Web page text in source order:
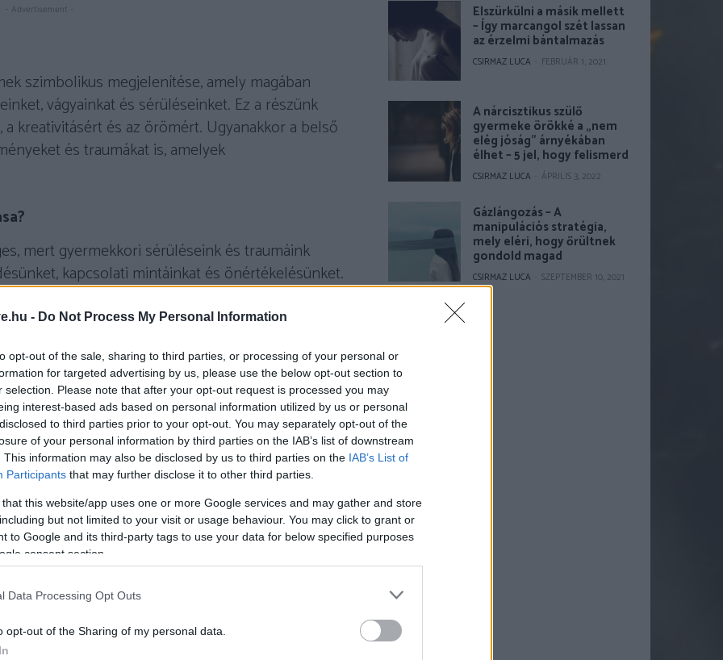
- Do Not Process My Personal Information
opt-out of the sale, sharing to third parties, or processing of your personal or
for targeted advertising by us, please use the below opt-out section to
selection. Please note that after your opt-out request is processed you may
interest-based ads based on personal information utilized by us or personal
to third parties prior to your opt-out. You may separately opt-out of the
of your personal information by third parties on the IAB’s list of downstream
This information may also be disclosed by us to third parties on the IAB’s List of
Participants that may further disclose it to other third parties.
that this website/app uses one or more Google services and may gather and store
but not limited to your visit or usage behaviour. You may click to grant or
to Google and its third-party tags to use your data for below specified purposes
consent section.
Data Processing Opt Outs
opt-out of the Sharing of my personal data.
- Advertisement -
szimbolikus megjelenítése, amely magában
vágyainkat és sérüléseinket. Ez a részünk
kreativitásért és az örömért. Ugyanakkor a belső
és traumákat is, amelyek
mert gyermekkori sérüléseink és traumáink
kapcsolati mintáinkat és önértékelésünket.
depressziót, önbizalomhiányt és
A belső gyermek gyógyítása segít abban,
egészségesebb, boldogabb életet élhessünk.
az első lépés a gyógyulás felé. Néhány gyakori jel,
sérült:
érzelmi reakciók, amelyek látszólag nem arányosak
önmagunkban és az értékünkben.
attól, hogy mások elutasítanak vagy nem
a kapcsolatokban, például féltékenység,
Elszürkülni a másik mellett
– Így marcangol szét lassan
az érzelmi bántalmazás
CSIRMAZ LUCA FEBRUÁR 1, 2021
A nárcisztikus szülő
gyermeke örökké a „nem
elég jóság” árnyékában
élhet – 5 jel, hogy felismerd
CSIRMAZ LUCA ÁPRILIS 3, 2022
Gázlángozás – A
manipulációs stratégia,
mely eléri, hogy őrültnek
gondold magad
CSIRMAZ LUCA SZEPTEMBER 10, 2021